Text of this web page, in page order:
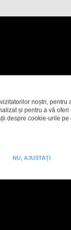
noștri, pentru
și pentru a vă oferi
despre cookie-urile pe
NU, AJUSTAȚI